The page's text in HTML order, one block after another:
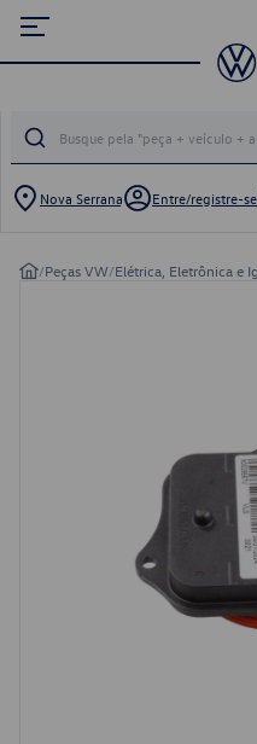
Nova Serrana Entre/registre-se
/Peças VW/Elétrica, Eletrônica e